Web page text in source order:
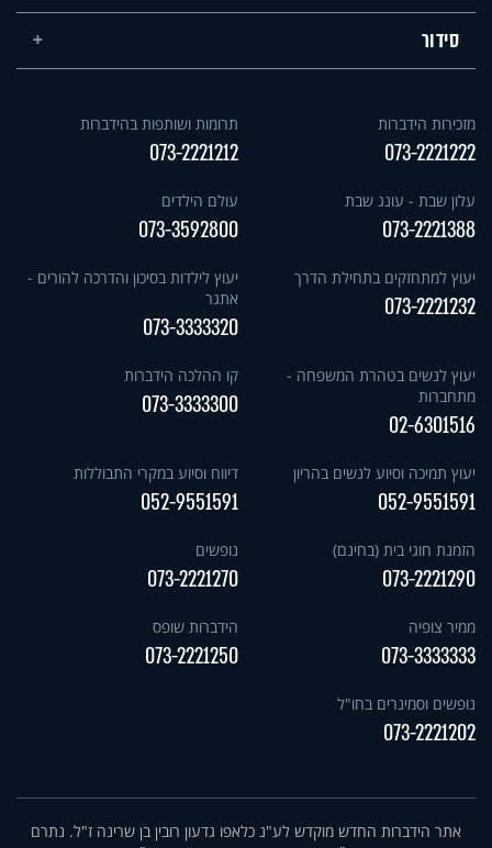
סידור
מזכירות הידברות
073-2221222
תרומות ושותפות בהידברות
073-2221212
עלון שבת - עונג שבת
073-2221388
עולם הילדים
073-3592800
יעוץ למתחזקים בתחילת הדרך
073-2221232
יעוץ לילדות בסיכון והדרכה להורים -
אתגר
073-3333320
יעוץ לנשים בטהרת המשפחה -
מתחברות
02-6301516
קו ההלכה הידברות
073-3333300
יעוץ תמיכה וסיוע לנשים בהריון
052-9551591
דיווח וסיוע במקרי התבוללות
052-9551591
הזמנת חוגי בית (בחינם)
073-2221290
נופשים
073-2221270
ממיר צופיה
073-3333333
הידברות שופס
073-2221250
נופשים וסמינרים בחו"ל
073-2221202
אתר הידברות החדש מוקדש לע"נ כלאפו גדעון רובין בן שרינה ז"ל. נתרם